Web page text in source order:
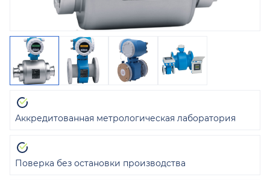
Аккредитованная метрологическая лаборатория
Поверка без остановки производства